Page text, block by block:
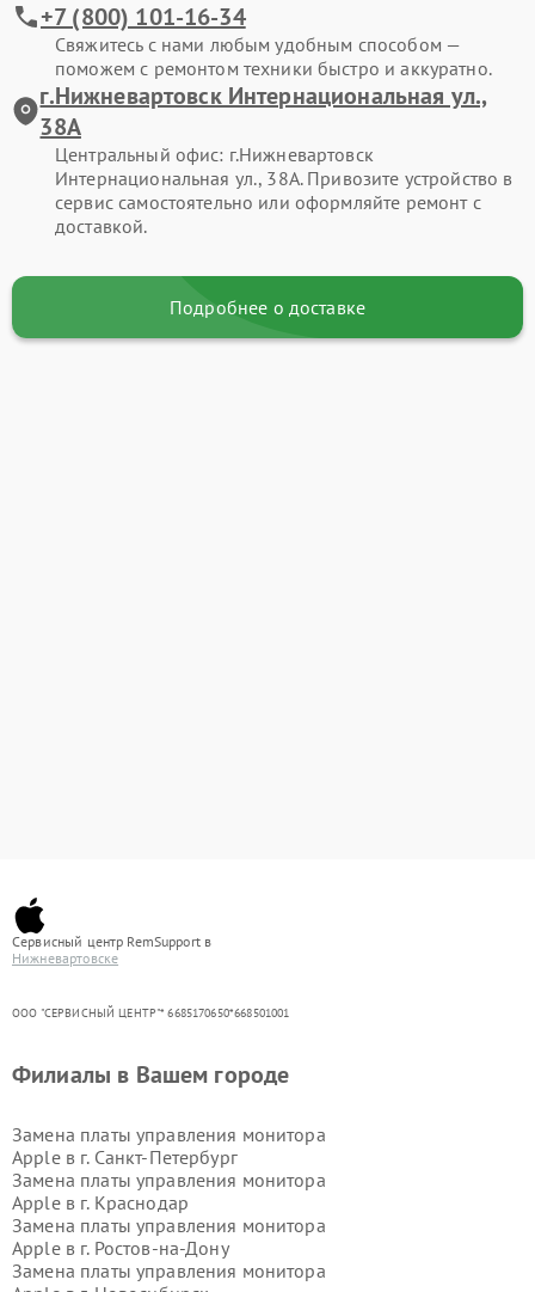
+7 (800) 101-16-34
Свяжитесь с нами любым удобным способом —
поможем с ремонтом техники быстро и аккуратно.
г.Нижневартовск Интернациональная ул.,
38А
Центральный офис: г.Нижневартовск
Интернациональная ул., 38А. Привозите устройство в
сервис самостоятельно или оформляйте ремонт с
доставкой.
Подробнее о доставке
Сервисный центр RemSupport в
Нижневартовске
ООО "СЕРВИСНЫЙ ЦЕНТР"* 6685170650*668501001
Филиалы в Вашем городе
Замена платы управления монитора
Apple в г. Санкт-Петербург
Замена платы управления монитора
Apple в г. Краснодар
Замена платы управления монитора
Apple в г. Ростов-на-Дону
Замена платы управления монитора